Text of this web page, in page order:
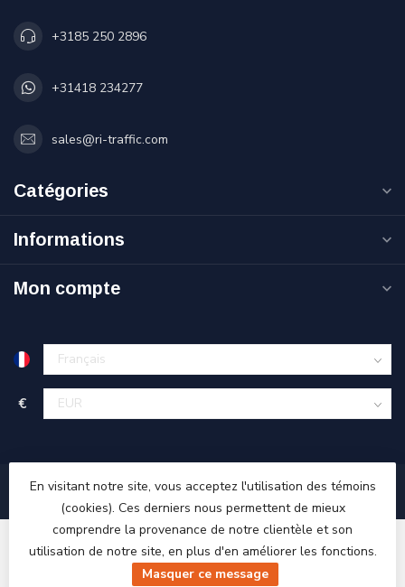
+3185 250 2896
+31418 234277
sales@ri-traffic.com
Catégories
Informations
Mon compte
€
En visitant notre site, vous acceptez l'utilisation des témoins
(cookies). Ces derniers nous permettent de mieux
comprendre la provenance de notre clientèle et son
utilisation de notre site, en plus d'en améliorer les fonctions.
Masquer ce message